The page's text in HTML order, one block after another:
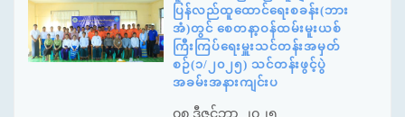
ပြန်လည်ထူထောင်ရေးစခန်း(ဘား
အံ)တွင် စေတနာ့ဝန်ထမ်းမူးယစ်
ကြီးကြပ်ရေးမှူးသင်တန်းအမှတ်
စဉ်(၁/၂၀၂၅) သင်တန်းဖွင့်ပွဲ
အခမ်းအနားကျင်းပ
၀၈ ဒီဇင်ဘာ ၂၀၂၅